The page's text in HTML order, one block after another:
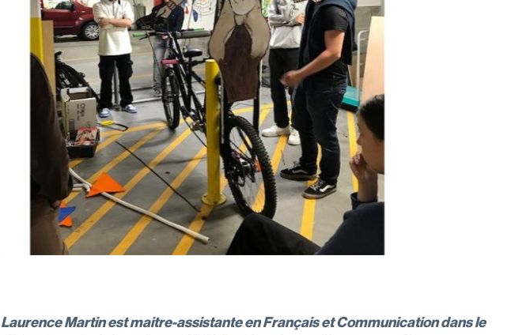
Laurence Martin est maitre-assistante en Français et Communication dans le